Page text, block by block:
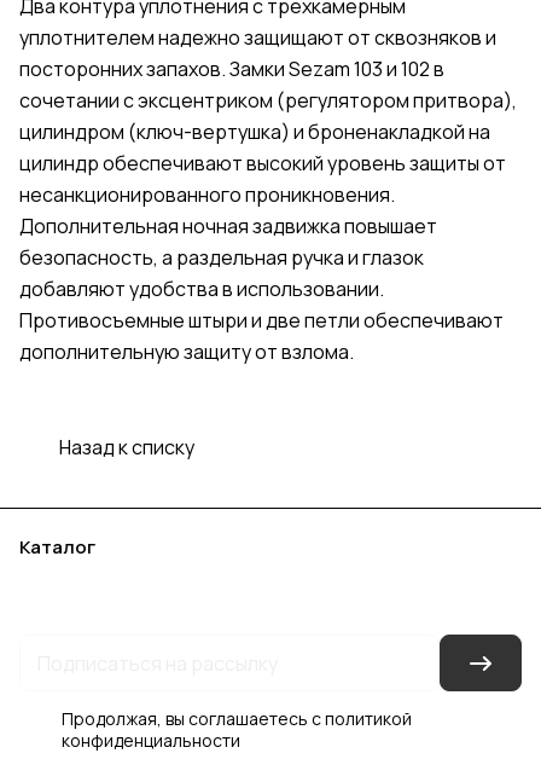
Два контура уплотнения с трехкамерным
уплотнителем надежно защищают от сквозняков и
посторонних запахов. Замки Sezam 103 и 102 в
сочетании с эксцентриком (регулятором притвора),
цилиндром (ключ-вертушка) и броненакладкой на
цилиндр обеспечивают высокий уровень защиты от
несанкционированного проникновения.
Дополнительная ночная задвижка повышает
безопасность, а раздельная ручка и глазок
добавляют удобства в использовании.
Противосъемные штыри и две петли обеспечивают
дополнительную защиту от взлома.
Назад к списку
Каталог
Продолжая, вы соглашаетесь сполитикой
конфиденциальности